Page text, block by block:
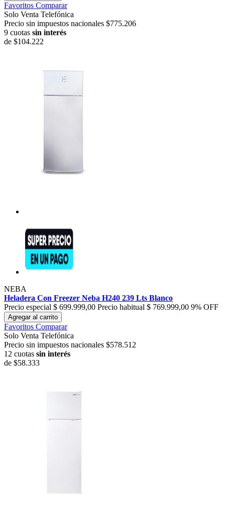
Favoritos Comparar
Solo Venta Telefónica
Precio sin impuestos nacionales $775.206
9 cuotas sin interés
de $104.222
NEBA
Heladera Con Freezer Neba H240 239 Lts Blanco
Precio especial $ 699.999,00 Precio habitual $ 769.999,00 9% OFF
Agregar al carrito
Favoritos Comparar
Solo Venta Telefónica
Precio sin impuestos nacionales $578.512
12 cuotas sin interés
de $58.333